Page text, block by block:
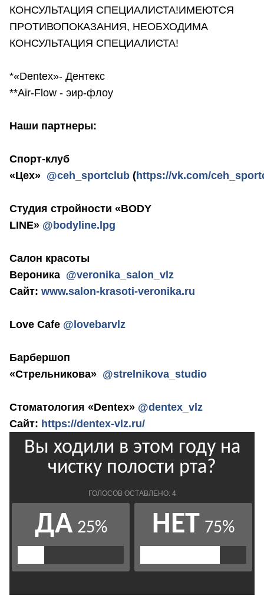
КОНСУЛЬТАЦИЯ СПЕЦИАЛИСТА!ИМЕЮТСЯ
ПРОТИВОПОКАЗАНИЯ, НЕОБХОДИМА
КОНСУЛЬТАЦИЯ СПЕЦИАЛИСТА!
*«Dentex»- Дентекс
**Air-Flow - эир-флоу
Наши партнеры:
Спорт-клуб
«Цех» @ceh_sportclub (https://vk.com/
Студия стройности «BODY
LINE» @bodyline.lpg
Салон красоты
Вероника @veronika_salon_vlz
Сайт: www.salon-krasoti-veronika.ru
Love Cafe @lovebarvlz
Барбершоп
«Стрельникова» @strelnikova_studio
Стоматология «Dentex» @dentex_vlz
Сайт: https://dentex-vlz.ru/